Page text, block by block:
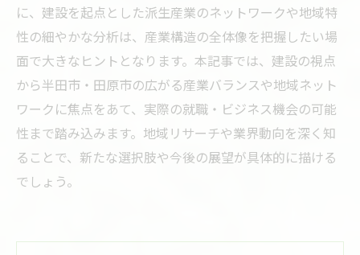
に、建設を起点とした派生産業のネットワークや地域特
性の細やかな分析は、産業構造の全体像を把握したい場
面で大きなヒントとなります。本記事では、建設の視点
から半田市・田原市の広がる産業バランスや地域ネット
ワークに焦点をあて、実際の就職・ビジネス機会の可能
性まで踏み込みます。地域リサーチや業界動向を深く知
ることで、新たな選択肢や今後の展望が具体的に描ける
でしょう。